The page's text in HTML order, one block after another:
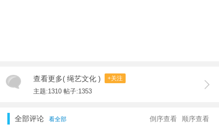
查看更多( 绳艺文化 ) +关注
主题:1310 帖子:1353
全部评论 看全部 顺序查看
倒序查看